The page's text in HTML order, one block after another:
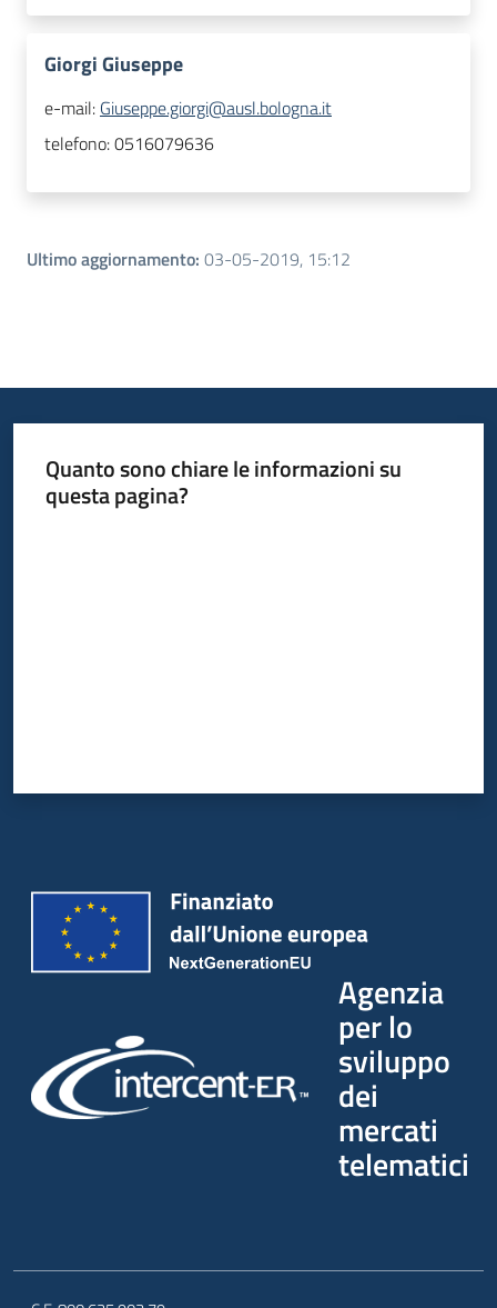
Giorgi Giuseppe
e-mail: Giuseppe.giorgi@ausl.bologna.it
telefono:0516079636
Ultimo aggiornamento: 03-05-2019, 15:12
Quanto sono chiare le informazioni su
questa pagina?
Agenzia
per lo
sviluppo
dei
mercati
telematici